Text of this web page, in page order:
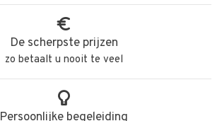
De scherpste prijzen
zo betaalt u nooit te veel
Persoonlijke begeleiding